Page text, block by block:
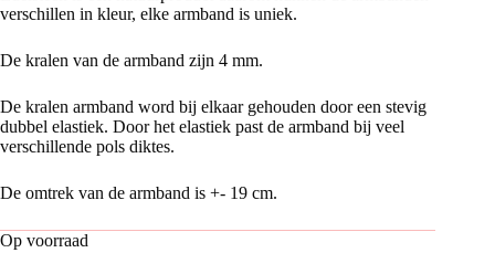
verschillen in kleur, elke armband is uniek.
De kralen van de armband zijn 4 mm.
De kralen armband word bij elkaar gehouden door een stevig
dubbel elastiek. Door het elastiek past de armband bij veel
verschillende pols diktes.
De omtrek van de armband is +- 19 cm.
Op voorraad